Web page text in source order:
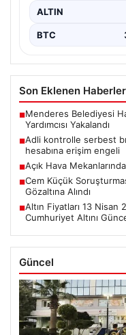
ALTIN
BTC
Son Eklenen Haberler
■Menderes Belediyesi
Yardımcısı Yakalandı
■Adli kontrolle serbest
hesabına erişim engeli
■Açık Hava
■Cem Küçük
Gözaltına Alındı
■Altın Fiyatları 13 Nisan
Cumhuriyet Altını
Güncel